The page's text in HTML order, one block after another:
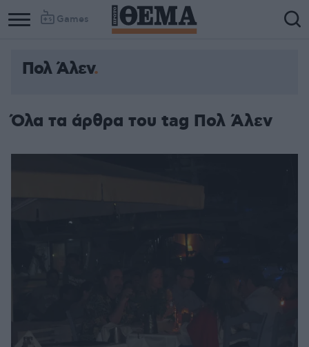
Games
Πολ Άλεν
Όλα τα άρθρα του tag Πολ Άλεν